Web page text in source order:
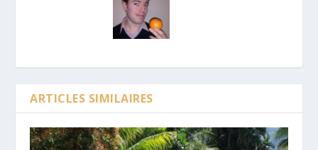
ARTICLES SIMILAIRES